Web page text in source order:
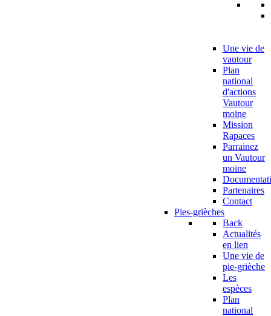
Une vie de
vautour
Plan
national
d'actions
Vautour
moine
Mission
Rapaces
Parrainez
un Vautour
moine
Partenaires
Contact
Pies-grièches
Back
Actualités
en lien
Une vie de
pie-grièche
Les
espèces
Plan
national